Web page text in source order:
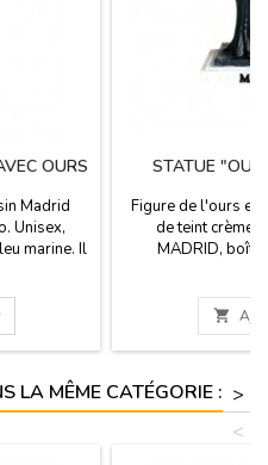
OURS
Madrid
Unisex,
marine. Il
STATUE
Figure de l'ours et
de teint crème
MADRID, boîte
des
souvenir de
histoire que de la
et l'arbre dans

LA MÊME CATÉGORIE : >
<